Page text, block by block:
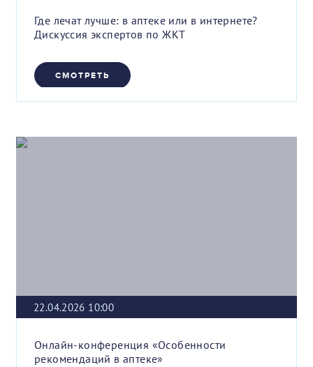
Где лечат лучше: в аптеке или в интернете?
Дискуссия экспертов по ЖКТ
СМОТРЕТЬ
22.04.2026 10:00
Онлайн-конференция «Особенности
рекомендаций в аптеке»